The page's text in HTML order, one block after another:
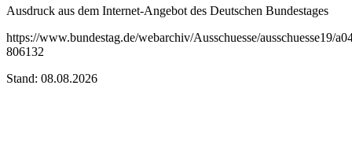
Ausdruck aus dem Internet-Angebot des Deutschen Bundestages
https://www.bundestag.de/webarchiv/Ausschuesse/ausschuesse19/
806132
Stand: 08.08.2026